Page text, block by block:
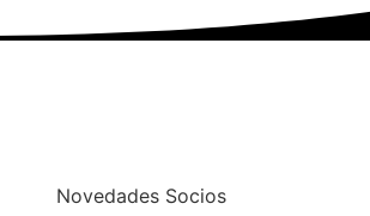
Novedades Socios